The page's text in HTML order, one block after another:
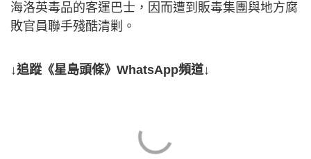
海洛英毒品的客運巴士，因而遭到販毒集團與地方腐
敗官員聯手殘酷清剿。
↓追蹤《星島頭條》WhatsApp頻道↓